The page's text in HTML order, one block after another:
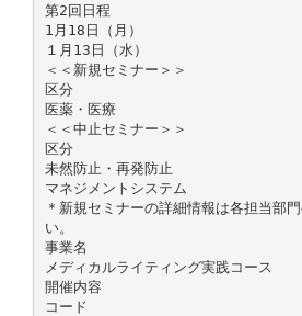
第2回日程
1月18日（月）
１月13日（水）
＜＜新規セミナー＞＞
区分
医薬・医療
＜＜中止セミナー＞＞
区分
未然防止・再発防止
マネジメントシステム
＊新規セミナーの詳細情報は各担当部
い。
事業名
メディカルライティング実践コース
開催内容
コード